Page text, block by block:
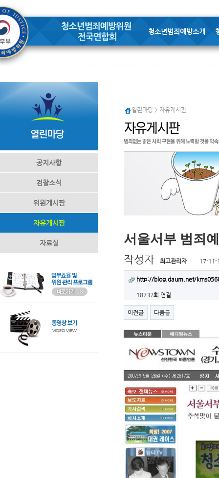
청소년범죄예방소개
공지사항
검찰소식
위원게시판
자유게시판
자료실
열린마당 > 자유게시판
서울서부 범죄
작성자 최고관리자 17-11-
http://blog.daum.net/
18737회 연결
이전글 다음글